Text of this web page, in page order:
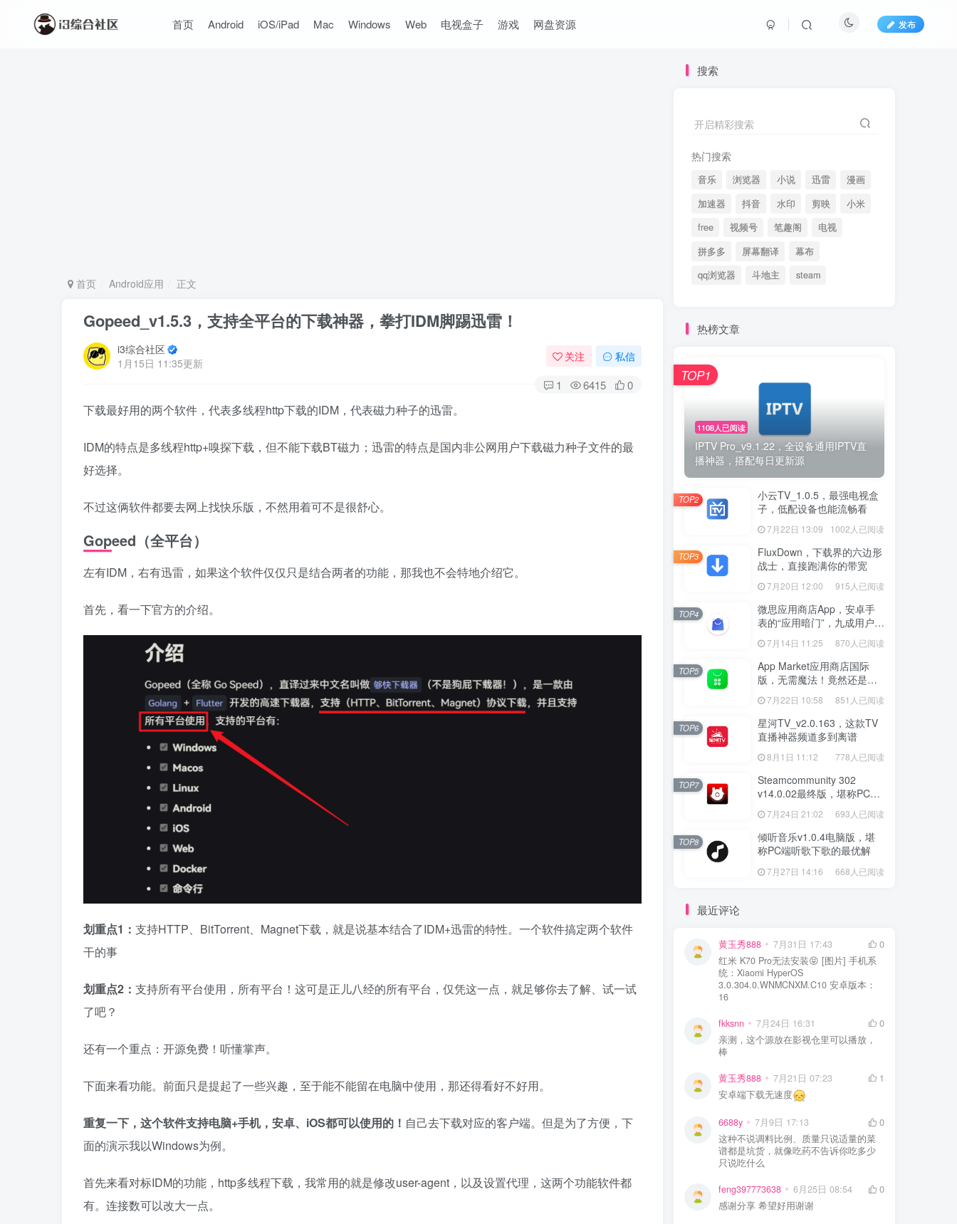
首页 Android iOS/iPad Mac Windows Web 电视盒子 游戏 网盘资源 发布
首页 Android应用 正文
Gopeed_v1.5.3，支持全平台的下载神器，拳打IDM脚踢迅雷！
i3综合社区
1月15日 11:35更新
关注 私信
1 6415 0
下载最好用的两个软件，代表多线程http下载的IDM，代表磁力种子的迅雷。
IDM的特点是多线程http+嗅探下载，但不能下载BT磁力；迅雷的特点是国内非公网用户下载磁力种子文件的最
好选择。
不过这俩软件都要去网上找快乐版，不然用着可不是很舒心。
Gopeed（全平台）
左有IDM，右有迅雷，如果这个软件仅仅只是结合两者的功能，那我也不会特地介绍它。
首先，看一下官方的介绍。
划重点1： 支持HTTP、BitTorrent、Magnet下载，就是说基本结合了IDM+迅雷的特性。一个软件搞定两个软件
干的事
划重点2： 支持所有平台使用，所有平台！这可是正儿八经的所有平台，仅凭这一点，就足够你去了解、试一试
了吧？
还有一个重点：开源免费！听懂掌声。
下面来看功能。前面只是提起了一些兴趣，至于能不能留在电脑中使用，那还得看好不好用。
重复一下，这个软件支持电脑+手机，安卓、iOS都可以使用的！ 自己去下载对应的客户端。但是为了方便，下
面的演示我以Windows为例。
首先来看对标IDM的功能，http多线程下载，我常用的就是修改user-agent，以及设置代理，这两个功能软件都
有。连接数可以改大一点。
搜索
开启精彩搜索
热门搜索
音乐 浏览器 小说 迅雷
漫画
加速器
抖音 水印 剪映
小米
free
视频号 笔趣阁
电视
拼多多
屏幕翻译
幕布
qq浏览器
斗地主 steam
热榜文章
1108人已阅读
IPTV Pro_v9.1.22，全设备通用IPTV直
播神器，搭配每日更新源
TOP1
小云TV_1.0.5，最强电视盒
子，低配设备也能流畅看
7月22日 13:09 1002人已阅读
TOP2
FluxDown，下载界的六边形
战士，直接跑满你的带宽
7月20日 12:00 915人已阅读
TOP3
微思应用商店App，安卓手
表的“应用暗门”，九成用户还
没发现
7月14日 11:25 870人已阅读
TOP4
App Market应用商店国际
版，无需魔法！竟然还是大
厂出品？
7月22日 10:58 851人已阅读
TOP5
星河TV_v2.0.163，这款TV
直播神器频道多到离谱
8月1日 11:12 778人已阅读
TOP6
Steamcommunity 302
v14.0.02最终版，堪称PC玩
家必备的网络工具箱
7月24日 21:02 693人已阅读
TOP7
倾听音乐v1.0.4电脑版，堪
称PC端听歌下歌的最优解
7月27日 14:16 668人已阅读
TOP8
最近评论
黄玉秀888 7月31日 17:43
0
红米 K70 Pro无法安装😝 [图片] 手机系
统：Xiaomi HyperOS
3.0.304.0.WNMCNXM.C10 安卓版本：
16
fkksnn 7月24日 16:31
0
亲测，这个源放在影视仓里可以播放，
棒
黄玉秀888 7月21日 07:23
1
安卓端下载无速度
6688y 7月9日 17:13
0
这种不说调料比例、质量只说适量的菜
谱都是坑货，就像吃药不告诉你吃多少
只说吃什么
feng397773638 6月25日 08:54
0
感谢分享 希望好用谢谢